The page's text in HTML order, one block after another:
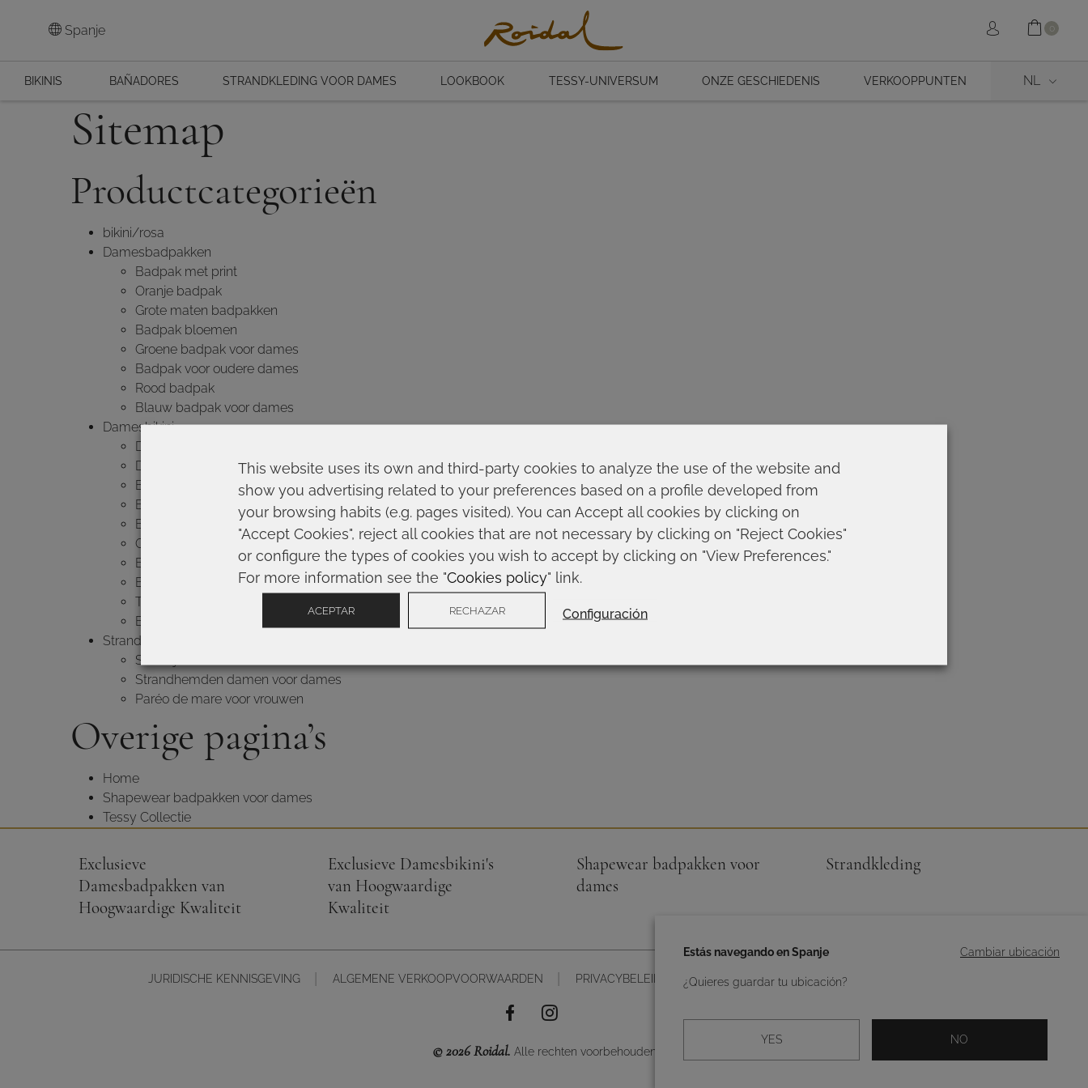
Spanje Sign in 0
BIKINIS BAÑADORES STRANDKLEDING VOOR DAMES LOOKBOOK TESSY-UNIVERSUM ONZE GESCHIEDENIS VERKOOPPUNTEN NL
Sitemap
Productcategorieën
bikini/rosa
Damesbadpakken
Badpak met print
Oranje badpak
Grote maten badpakken
Badpak bloemen
Groene badpak voor dames
Badpak voor oudere dames
Rood badpak
Blauw badpak voor dames
Damesbikini
Dames bikini set
Dames bikini met print
Bikini voor oudere dames
Bikinitop voor dames
Bloemenbikini voor dames
Groene bikini voor dames
Blauwe bikini voor dames
Bikinibroekje voor dames
Triangelbikini
Bandeau-bikini voor dames
Strandkleding voor dames
Strandjurk dames
Strandhemden damen voor dames
Paréo de mare voor vrouwen
Overige pagina’s
Home
Shapewear badpakken voor dames
Tessy Collectie
Exclusieve
Damesbadpakken van
Hoogwaardige Kwaliteit
Exclusieve Damesbikini's
van Hoogwaardige
Kwaliteit
Shapewear badpakken voor
dames
Strandkleding
JURIDISCHE KENNISGEVING ALGEMENE VERKOOPVOORWAARDEN PRIVACYBELEID COOKIEBELEID CONTACT
© 2026 Roidal. Alle rechten voorbehouden
Diseño y desarrollo web -
Estás navegando en Spanje Cambiar ubicación
¿Quieres guardar tu ubicación?
YES NO
This website uses its own and third-party cookies to analyze the use of the website and
show you advertising related to your preferences based on a profile developed from
your browsing habits (e.g. pages visited). You can Accept all cookies by clicking on
"Accept Cookies", reject all cookies that are not necessary by clicking on "Reject Cookies"
or configure the types of cookies you wish to accept by clicking on "View Preferences."
For more information see the "Cookies policy" link.
ACEPTAR RECHAZAR Configuración